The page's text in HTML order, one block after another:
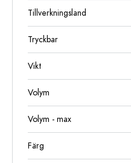
Tillverkningsland
Tryckbar
Vikt
Volym
Volym - max
Färg